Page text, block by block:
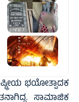
ಭಯೋತ್ಪಾದಕ
ಸಾಮಾಜಿಕ